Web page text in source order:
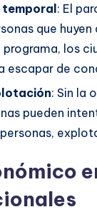
: El
que
los
escapar de
: Sin la
pueden